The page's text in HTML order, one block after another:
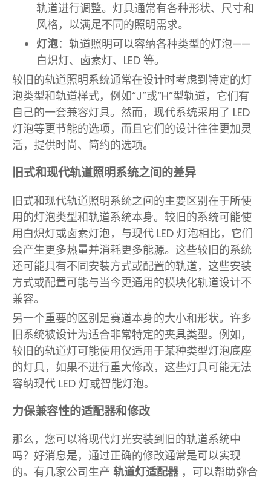
轨道进行调整。灯具通常有各种形状、尺寸和
风格，以满足不同的照明需求。
灯泡：轨道照明可以容纳各种类型的灯泡——
白炽灯、卤素灯、LED 等。
较旧的轨道照明系统通常在设计时考虑到特定的灯
泡类型和轨道样式，例如“J”或“H”型轨道，它们有
自己的一套兼容灯具。然而，现代系统采用了 LED
灯泡等更节能的选项，而且它们的设计往往更加灵
活，提供时尚、简约的选项。
旧式和现代轨道照明系统之间的差异
旧式和现代轨道照明系统之间的主要区别在于所使
用的灯泡类型和轨道系统本身。较旧的系统可能使
用白炽灯或卤素灯泡，与现代 LED 灯泡相比，它们
会产生更多热量并消耗更多能源。这些较旧的系统
还可能具有不同安装方式或配置的轨道，这些安装
方式或配置可能与当今更通用的模块化轨道设计不
兼容。
另一个重要的区别是赛道本身的大小和形状。许多
旧系统被设计为适合非常特定的夹具类型。例如，
较旧的轨道灯可能使用仅适用于某种类型灯泡底座
的灯具，如果不进行重大修改，这些灯具可能无法
容纳现代 LED 灯或智能灯泡。
力保兼容性的适配器和修改
那么，您可以将现代灯光安装到旧的轨道系统中
吗？好消息是，通过正确的修改通常是可以实现
的。有几家公司生产 轨道灯适配器，可以帮助弥合